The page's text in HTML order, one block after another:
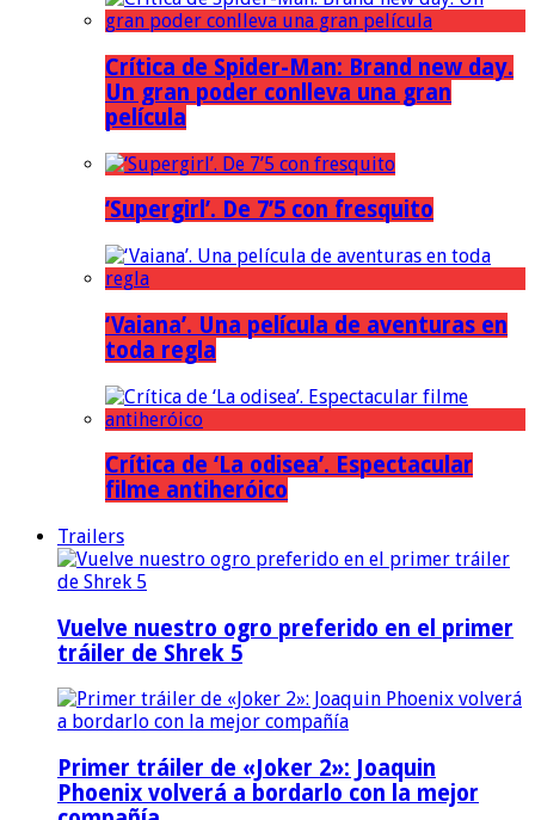
Crítica de Spider-Man: Brand new day.
Un gran poder conlleva una gran
película
‘Supergirl’. De 7’5 con fresquito
‘Vaiana’. Una película de aventuras en
toda regla
Crítica de ‘La odisea’. Espectacular
filme antiheróico
Trailers
Vuelve nuestro ogro preferido en el primer
tráiler de Shrek 5
Primer tráiler de «Joker 2»: Joaquin
Phoenix volverá a bordarlo con la mejor